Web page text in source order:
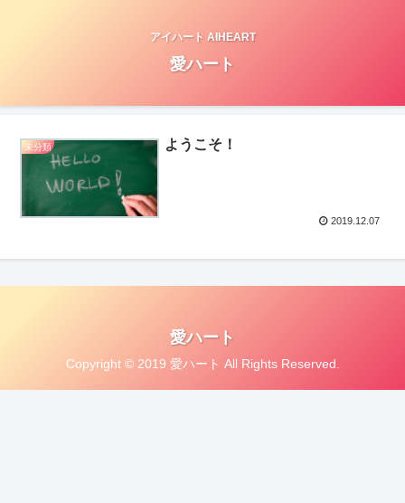
アイハート AIHEART
愛ハート
未分類 ようこそ！
2019.12.07
愛ハート
Copyright © 2019 愛ハート All Rights Reserved.